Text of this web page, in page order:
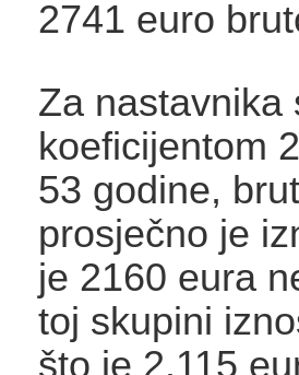
2741 euro
Za nastavnika
koeficijentom
53 godine,
prosječno je
je 2160 eura
toj skupini
što je 2.115